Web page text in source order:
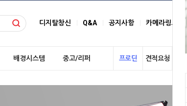
디지탈창신 Q&A 공지사항 카메라링크
배경시스템 중고/리퍼 프로딘 견적요청